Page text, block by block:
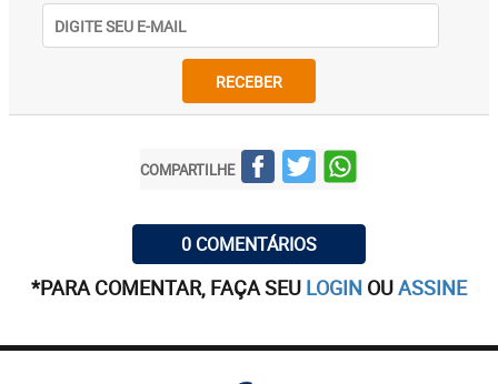
RECEBER
COMPARTILHE
0 COMENTÁRIOS
*PARA COMENTAR, FAÇA SEU LOGIN OUASSINE